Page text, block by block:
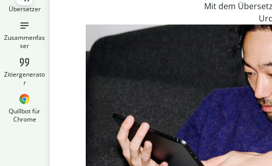
Übersetzer
Zusammenfas
ser
Zitiergenerato
r
Quillbot für
Chrome
Mit dem